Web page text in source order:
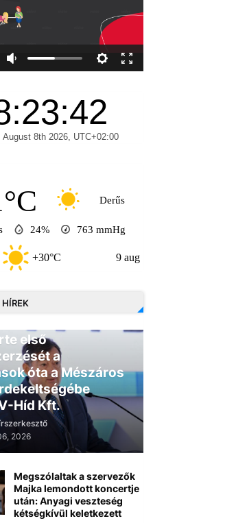
Derűs
24% 763 mmHg
+30°C
első
a
óta a Mészáros
Híd Kft.
2026
Megszólaltak a szervezők
Majka lemondott koncertje
után: Anyagi veszteség
kétségkívül keletkezett